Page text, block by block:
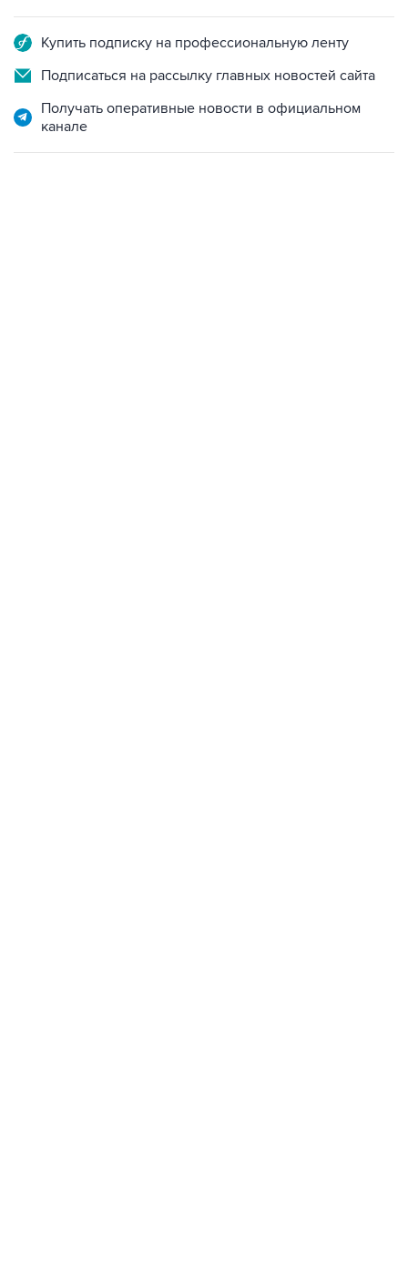
Купить подписку на профессиональную ленту
Подписаться на рассылку главных новостей сайта
Получать оперативные новости в официальном
канале